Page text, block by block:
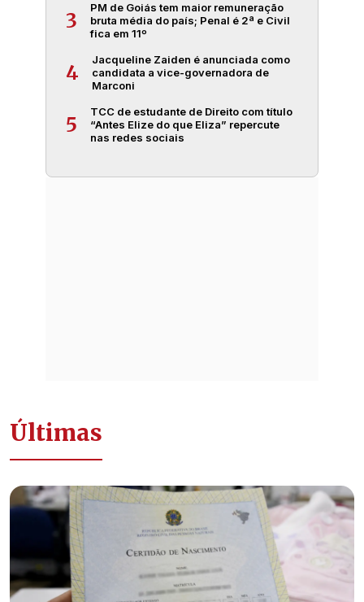
3
PM de Goiás tem maior remuneração
bruta média do país; Penal é 2ª e Civil
fica em 11º
4
Jacqueline Zaiden é anunciada como
candidata a vice-governadora de
Marconi
5
TCC de estudante de Direito com título
“Antes Elize do que Eliza” repercute
nas redes sociais
Últimas